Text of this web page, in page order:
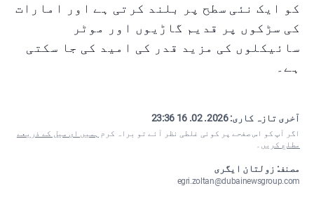
کو ایک نئی سطح پر بلند کرتی ہے اور امارات
کی سڑکوں پر قدیم گاڑیوں اور موٹر
سائیکلوں کی مزید قدر کی امید کی جا سکتی
ہے۔
آخری تازہ کاری:2026. 02. 16 23:36
اگر آپ کو اس صفحے پر کوئی غلطی نظر آئے تو براہ کرم ہمیں ای میل کے ذریعے
مطلع کریں ۔
مصنف: زولتان ایگری
egri.zoltan@dubainewsgroup.com